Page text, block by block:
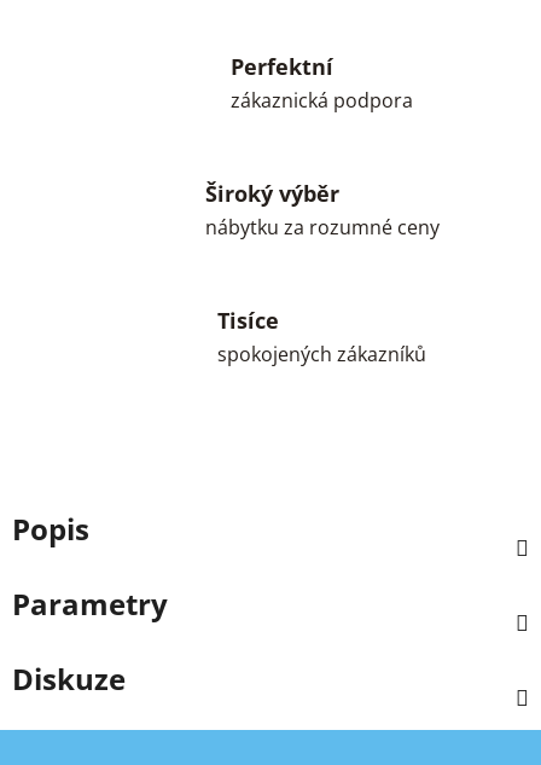
Perfektní
zákaznická podpora
Široký výběr
nábytku za rozumné ceny
Tisíce
spokojených zákazníků
Popis
Parametry
Diskuze
Z